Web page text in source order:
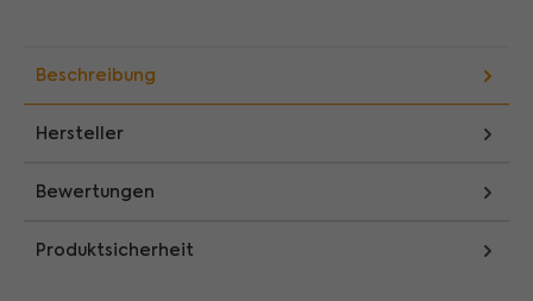
Beschreibung
Hersteller
Bewertungen
Produktsicherheit